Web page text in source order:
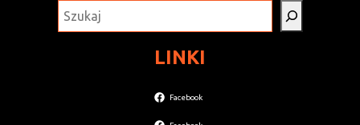
LINKI
Facebook